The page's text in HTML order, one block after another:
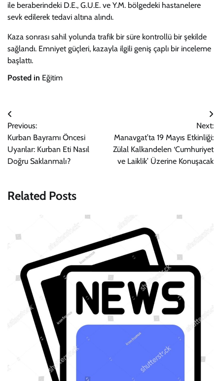
ile beraberindeki D.E., G.U.E. ve Y.M. bölgedeki hastanelere
sevk edilerek tedavi altına alındı.
Kaza sonrası sahil yolunda trafik bir süre kontrollü bir şekilde
sağlandı. Emniyet güçleri, kazayla ilgili geniş çaplı bir inceleme
başlattı.
Posted in Eğitim
Yazı
gezinmesi
Previous:
Kurban Bayramı Öncesi
Uyarılar: Kurban Eti Nasıl
Doğru Saklanmalı?
Next:
Manavgat’ta 19 Mayıs Etkinliği:
Zülal Kalkandelen ‘Cumhuriyet
ve Laiklik’ Üzerine Konuşacak
Related Posts